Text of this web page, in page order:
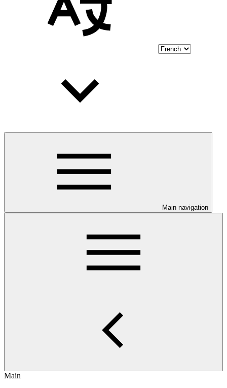
Main navigation
Main